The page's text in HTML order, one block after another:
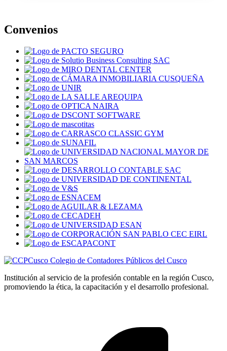
Convenios
Colegio de Contadores Públicos del Cusco
Institución al servicio de la profesión contable en la región Cusco,
promoviendo la ética, la capacitación y el desarrollo profesional.